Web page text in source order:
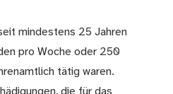
mindestens 25 Jahren
pro Woche oder 250
tätig waren.